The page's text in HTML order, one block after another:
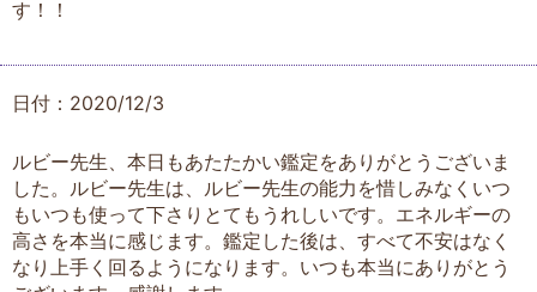
す！！
日付：2020/12/3
ルビー先生、本日もあたたかい鑑定をありがとうございま
した。ルビー先生は、ルビー先生の能力を惜しみなくいつ
もいつも使って下さりとてもうれしいです。エネルギーの
高さを本当に感じます。鑑定した後は、すべて不安はなく
なり上手く回るようになります。いつも本当にありがとう